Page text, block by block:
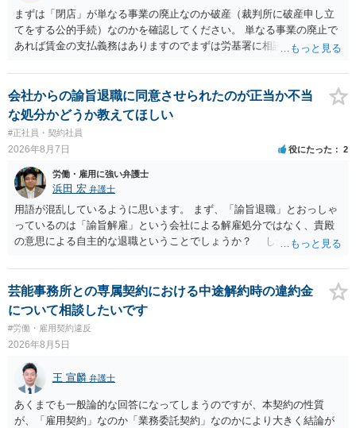
まずは「閉店」が単なる事業の廃止なのか破産（裁判所に破産申し立
てをする公的手続）なのかを確認してください。 単なる事業の廃止で
あれば賃金の支払義務はありますのでまずは労基署に相談してくださ
しいかもしれませんが）賃金などの労働債権は他の債務より優先して
支払われます。ただし支払までにかなり時間がかかるでしょう。 さら
に、「独立行政法人労働者健康安全機構 」という公的機関が未払賃金
の立替事業を行っています。詳しくは、同機構の＜未払賃金立替払相
談コーナー＞ TEL 044-431-8663 相談時間：土日祝日を除く9:15～1
7:00 に相談してみてください。同じように未払となった他の従業員の
方がいれば一緒に相談してみるといいでしょう。
会社からの諭旨退職に同意させられたのが正当か不当
な処分かどうか教えてほしい
#正社員・契約社員
2026年8月7日 役にたった 2
労働・雇用に強い弁護士
浜田 宏 弁護士
用語が混乱しているように思います。 まず、「諭旨退職」とおっしゃ
っているのは「諭旨解雇」という会社による解雇処分ではなく、貴殿
の意思による自主的な退職ということでしょうか？ しかし、記載さ
す。 その場合、解雇には客観的で合理的な理由が必要であり、かつ
解雇という処分が社会通念上相当と認められない限り、解雇は無効で
す。 結局、貴殿のネット炎上の内容や原因、勤務先に与えた影響な
どを具体的に検討しなければ、何とも申し上げることができません。
また、育児休業法関係の問題もあるかもしれません。 ある程度労働
法に関する専門的な知識が必要な事案ですので、一度、お近くの弁護
士にご相談下さい。
芸能事務所との専属契約における中途解約時の違約金
について相談したいです
#労働・雇用契約違反
2026年8月5日
王 宣麟 弁護士
あくまでも一般論的な回答になってしまうのですが、本契約の性質
が、「雇用契約」なのか「業務委託契約」なのかにより大きく結論が